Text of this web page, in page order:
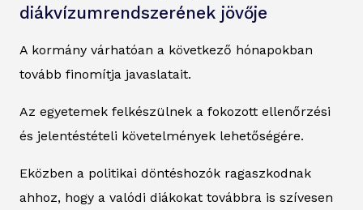
diákvízumrendszerének jövője
A kormány várhatóan a következő hónapokban
tovább finomítja javaslatait.
Az egyetemek felkészülnek a fokozott ellenőrzési
és jelentéstételi követelmények lehetőségére.
Eközben a politikai döntéshozók ragaszkodnak
ahhoz, hogy a valódi diákokat továbbra is szívesen